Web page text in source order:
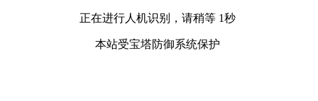
正在进行人机识别，请稍等 1秒
本站受宝塔防御系统保护